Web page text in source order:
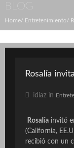
BLOG
Home Entretenimiento
Rosalía
idiaz in
Rosalía invitó
(California,
recibió con un